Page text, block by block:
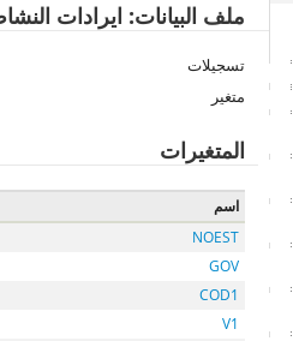
ملف البيانات: ايرادات
تسجيلات
متغير
المتغيرات
اسم
NOEST
GOV
COD1
V1